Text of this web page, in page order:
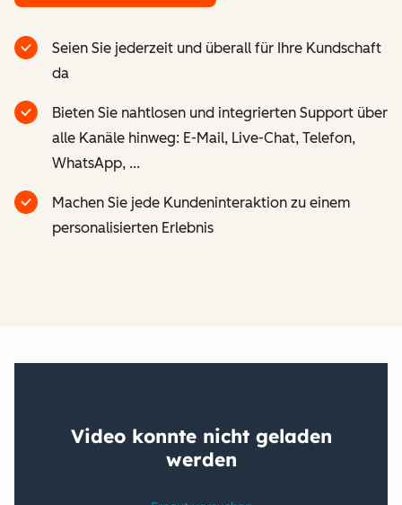
Seien Sie jederzeit und überall für Ihre Kundschaft
da
Bieten Sie nahtlosen und integrierten Support über
alle Kanäle hinweg: E-Mail, Live-Chat, Telefon,
WhatsApp, ...
Machen Sie jede Kundeninteraktion zu einem
personalisierten Erlebnis